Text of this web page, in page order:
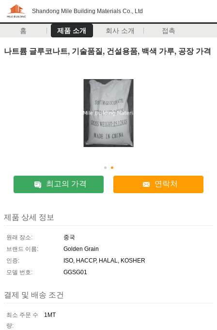
Shandong Mile Building Materials Co., Ltd
홈 제품 소개 회사 소개 접촉
나트륨 글루코나트, 기술품질, 건설용품, 백색 가루, 공장 가격
최고의 가격 연락처
제품 상세 정보
원래 장소:
중국
브랜드 이름:
Golden Grain
인증:
ISO, HACCP, HALAL, KOSHER
모델 번호:
GGSG01
결제 및 배송 조건
최소 주문 수
량:
1MT